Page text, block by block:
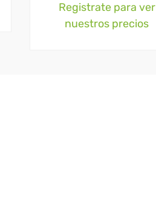
Registrate para ver
nuestros precios